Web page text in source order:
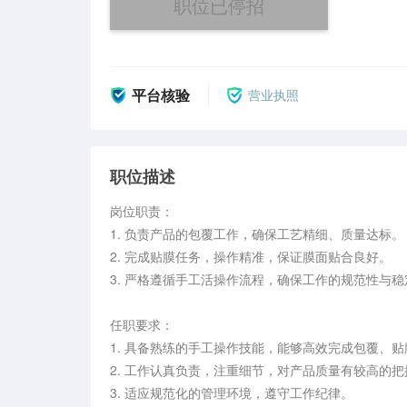
职位已停招
平台核验 营业执照
职位描述
岗位职责：
1. 负责产品的包覆工作，确保工艺精细、质量达标。
2. 完成贴膜任务，操作精准，保证膜面贴合良好。
3. 严格遵循手工活操作流程，确保工作的规范性与稳
任职要求：
1. 具备熟练的手工操作技能，能够高效完成包覆、贴
2. 工作认真负责，注重细节，对产品质量有较高的把
3. 适应规范化的管理环境，遵守工作纪律。